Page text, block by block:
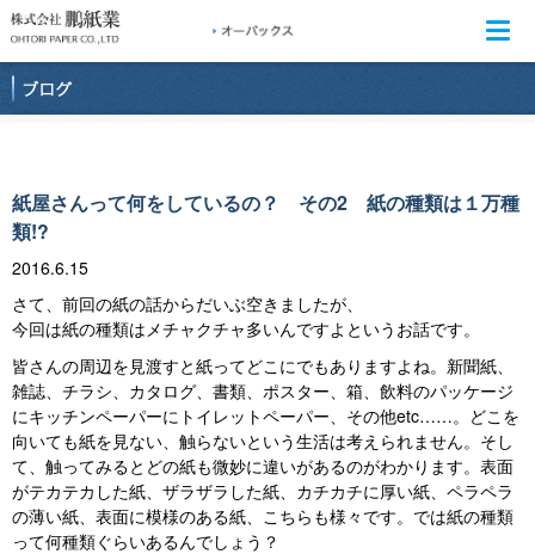
紙屋さんって何をしているの？ その2 紙の種類は１万種
類!?
2016.6.15
さて、前回の紙の話からだいぶ空きましたが、
今回は紙の種類はメチャクチャ多いんですよというお話です。
皆さんの周辺を見渡すと紙ってどこにでもありますよね。新聞紙、
雑誌、チラシ、カタログ、書類、ポスター、箱、飲料のパッケージ
にキッチンペーパーにトイレットペーパー、その他etc……。どこを
向いても紙を見ない、触らないという生活は考えられません。そし
て、触ってみるとどの紙も微妙に違いがあるのがわかります。表面
がテカテカした紙、ザラザラした紙、カチカチに厚い紙、ペラペラ
の薄い紙、表面に模様のある紙、こちらも様々です。では紙の種類
って何種類ぐらいあるんでしょう？